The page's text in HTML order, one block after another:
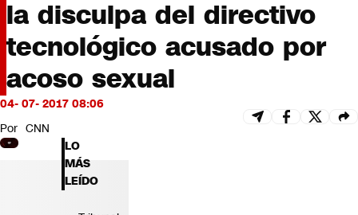
Cultura
Servicios
Bits
CNN tiempo
Futuro 360
la disculpa del directivo
tecnológico acusado por
acoso sexual
04- 07- 2017 08:06
Por CNN
LO
MÁS
LEÍDO